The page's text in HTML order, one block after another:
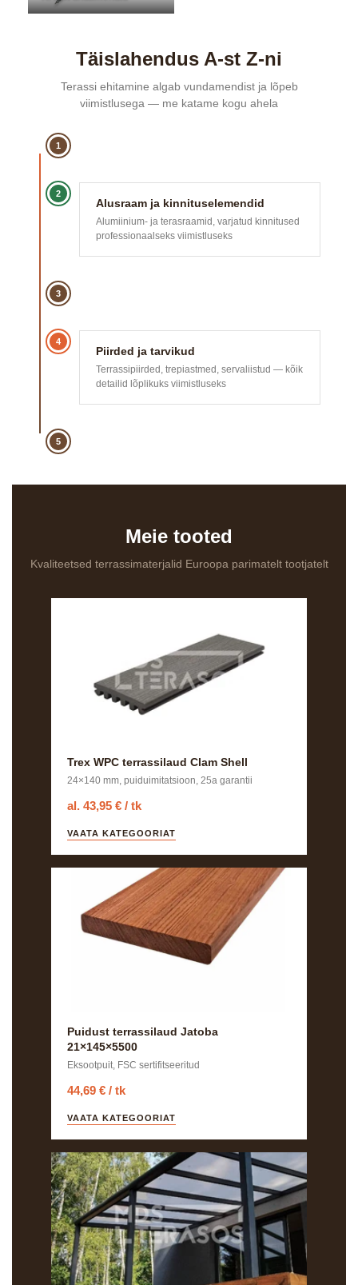
Täislahendus A-st Z-ni
Terassi ehitamine algab vundamendist ja lõpeb
viimistlusega — me katame kogu ahela
1
2
Alusraam ja kinnituselemendid
Alumiinium- ja terasraamid, varjatud kinnitused
professionaalseks viimistluseks
3
4
Piirded ja tarvikud
Terrassipiirded, trepiastmed, servaliistud — kõik
detailid lõplikuks viimistluseks
5
Meie tooted
Kvaliteetsed terrassimaterjalid Euroopa parimatelt tootjatelt
Trex WPC terrassilaud Clam Shell
24×140 mm, puiduimitatsioon, 25a garantii
al. 43,95 € / tk
VAATA KATEGOORIAT
Puidust terrassilaud Jatoba
21×145×5500
Eksootpuit, FSC sertifitseeritud
44,69 € / tk
VAATA KATEGOORIAT